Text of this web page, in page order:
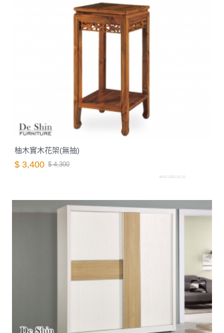
柚木實木花架(無抽)
$ 3,400 $ 4,300
A003.1020-10.25